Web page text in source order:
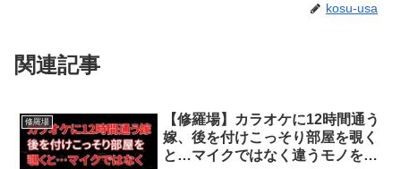
kosu-usa
関連記事
修羅場
【修羅場】カラオケに12時間通う
嫁、後を付けこっそり部屋を覗く
と…マイクではなく違うモノを握